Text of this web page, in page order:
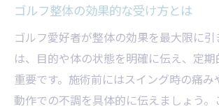
ゴルフ整体の効果的な受け方とは
ゴルフ愛好者が整体の効果を最大限に
は、目的や体の状態を明確に伝え、定
重要です。施術前にはスイング時の痛み
動作での不調を具体的に伝えましょう。